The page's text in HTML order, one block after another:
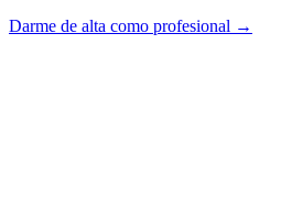
Darme de alta como profesional →